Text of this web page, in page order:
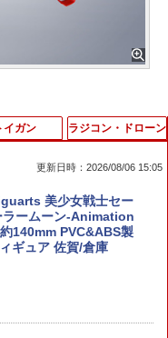
ンダイスピリッツ HGU
II (ガルマ専用機) 【A
し傷みあり
更新日時：2026/08/06 15:05
美少女戦士セー
ラームーン-Animation
140mm PVC&ABS製
ギュア 佐賀/倉庫
イガン ラジコン・ドローン